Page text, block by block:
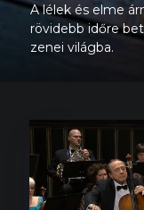
A lélek és elme
rövidebb időre
zenei világba.